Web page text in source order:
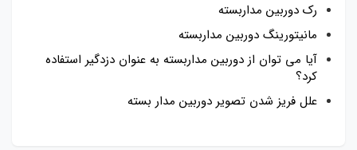
رک دوربین مداربسته
مانیتورینگ دوربین مداربسته
آیا می توان از دوربین مداربسته به عنوان دزدگیر استفاده
کرد؟
علل فریز شدن تصویر دوربین مدار بسته